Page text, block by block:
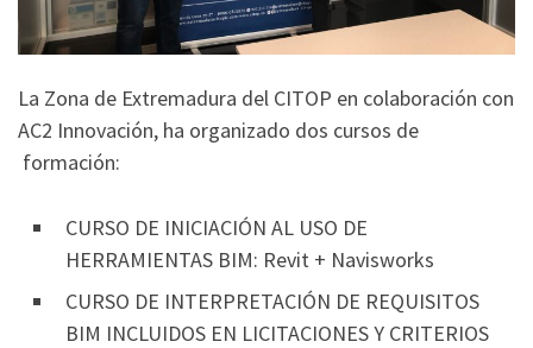
La Zona de Extremadura del CITOP en colaboración con
AC2 Innovación, ha organizado dos cursos de
formación:
CURSO DE INICIACIÓN AL USO DE
HERRAMIENTAS BIM: Revit + Navisworks
CURSO DE INTERPRETACIÓN DE REQUISITOS
BIM INCLUIDOS EN LICITACIONES Y CRITERIOS